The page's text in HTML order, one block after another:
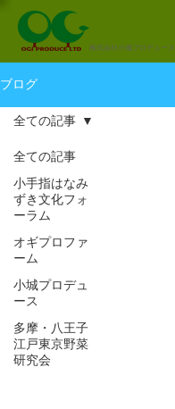
株式会社小城プロデュース
ブログ
全ての記事
小手指はなみ
ずき文化フォ
ーラム
オギプロファ
ーム
小城プロデュ
ース
多摩・八王子
江戸東京野菜
研究会
全ての記事